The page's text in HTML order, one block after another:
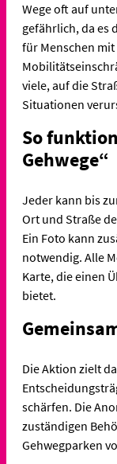
Wege oft auf
gefährlich, da es
für Menschen
viele, auf die
Situationen
So
Gehwege“
Jeder kann bis
Ort und Straße
Ein Foto kann
notwendig. Alle
Karte, die einen
bietet.
Die Aktion zielt
schärfen. Die
zuständigen
Gehwegparken